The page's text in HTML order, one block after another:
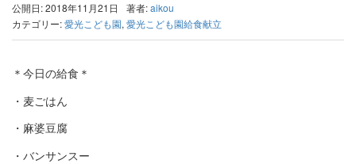
公開日: 2018年11月21日 著者:aikou
カテゴリー:愛光こども園, 愛光こども園給食献立
＊今日の給食＊
・麦ごはん
・麻婆豆腐
・バンサンスー